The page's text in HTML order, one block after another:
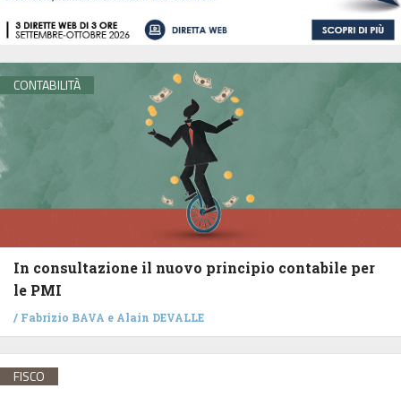
CONTABILITÀ
In consultazione il nuovo principio contabile per
le PMI
/ Fabrizio BAVA e Alain DEVALLE
FISCO